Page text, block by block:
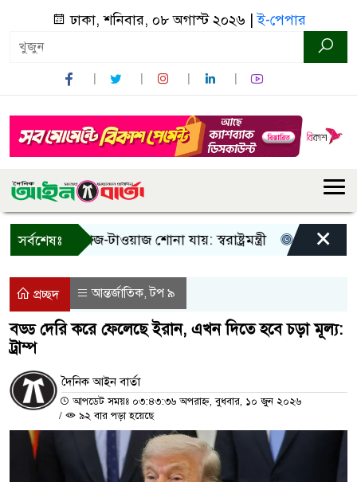
ঢাকা, শনিবার, ০৮ অগাস্ট ২০২৬ |ই-পেপার
সর্বশেষঃ
শুধু আওয়াজ-টাওয়াজ শোনা যায়: স্বরাষ্ট্রমন্ত্রী তিন দিনের
×
প্রচ্ছদ আন্তর্জাতিক,টপ ৯
বড্ড দেরি করে ফেলেছে ইরান, এখন দিতে হবে চড়া মূল্য:
ট্রাম্প
দৈনিক আইন বার্তা
আপডেট সময়ঃ ০৩:৪৩:৩৬ অপরাহ্ন, বুধবার, ১০ জুন ২০২৬
/
৯২ বার পড়া হয়েছে